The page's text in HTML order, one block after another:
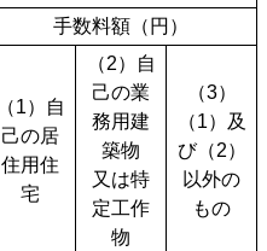
手数料額（円）
（1）自
己の居
住用住
宅
（2）自
己の業
務用建
築物
又は特
定工作
物
（3）
（1）及
び（2）
以外の
もの